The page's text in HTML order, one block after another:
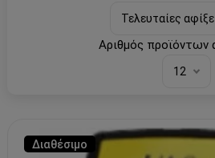
Τελευταίες
Αριθμός προϊόντων
12
Διαθέσιμο